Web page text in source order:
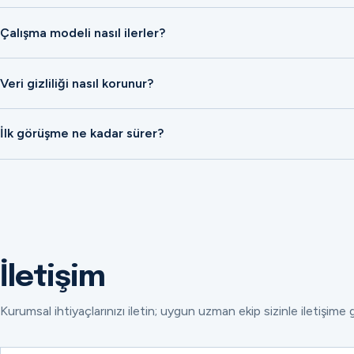
Çalışma modeli nasıl ilerler?
Veri gizliliği nasıl korunur?
İlk görüşme ne kadar sürer?
İletişim
Kurumsal ihtiyaçlarınızı iletin; uygun uzman ekip sizinle iletişime